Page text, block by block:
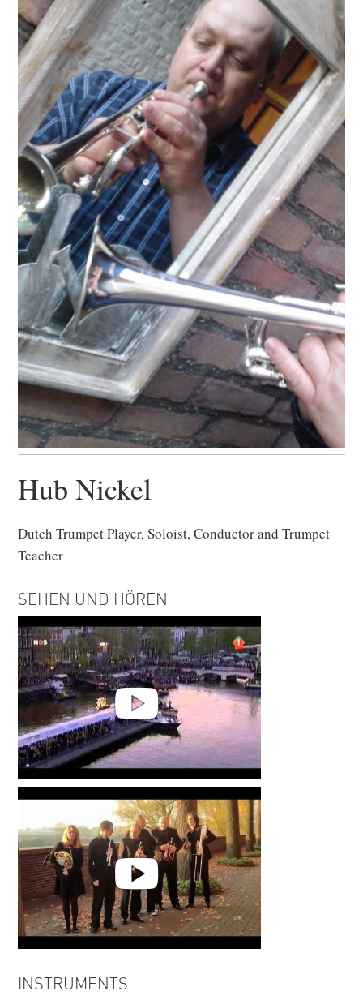
Hub Nickel
Dutch Trumpet Player, Soloist, Conductor and Trumpet
Teacher
SEHEN UND HÖREN
Bevrijdingsdag 2010
INSTRUMENTS